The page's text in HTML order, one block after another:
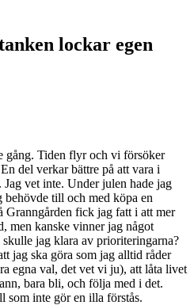
lockar egen
gång. Tiden flyr och vi försöker
del verkar bättre på att vara i
Jag vet inte. Under julen hade jag
behövde till och med köpa en
Granngården fick jag fatt i att mer
men kanske vinner jag något
jag klara av prioriteringarna?
jag ska göra som jag alltid råder
egna val, det vet vi ju), att låta livet
bara bli, och följa med i det.
som inte gör en illa förstås.